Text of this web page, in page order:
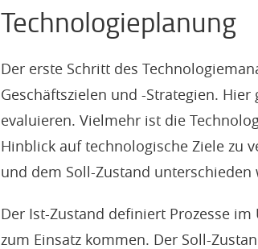
Technologieplanung
Der erste Schritt des
Geschäftszielen und -Strategien.
evaluieren. Vielmehr ist die
Hinblick auf technologische Ziele zu
und dem Soll-Zustand unterschieden
Der Ist-Zustand definiert Prozesse
zum Einsatz kommen. Der Soll-